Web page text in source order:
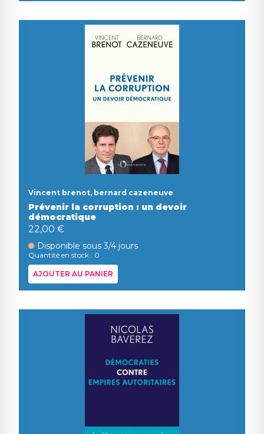
Vincent brenot, bernard cazeneuve
Prévenir la corruption : un devoir
démocratique
22,00 €
Disponible sous 3/4 jours
Quantité en stock : 0
AJOUTER AU PANIER